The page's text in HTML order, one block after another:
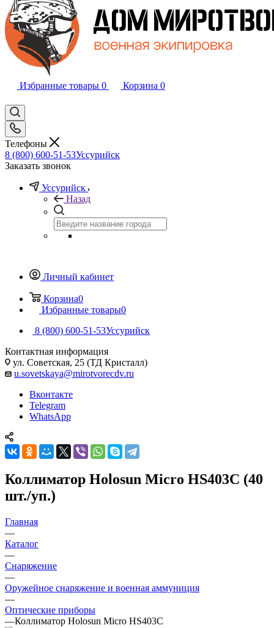
Избранные товары 0 Корзина 0
Телефоны
8 (800) 600-51-53Уссурийск
Заказать звонок
Уссурийск
Назад
Личный кабинет
Корзина0
Избранные товары0
8 (800) 600-51-53Уссурийск
Контактная информация
ул. Советская, 25 (ТД Кристалл)
u.sovetskaya@mirotvorecdv.ru
Вконтакте
Telegram
WhatsApp
Коллиматор Holosun Micro HS403C (40
шт./уп.)
Главная
—
Каталог
—
Снаряжение
—
Оружейное снаряжение и военная аммуниция
—
Оптические приборы
—Коллиматор Holosun Micro HS403C